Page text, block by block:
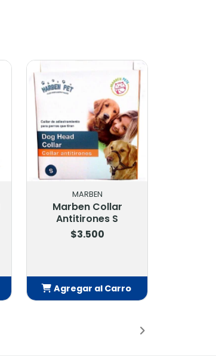
MARBEN
Marben Collar
Antitirones S
$3.500
Agregar al Carro